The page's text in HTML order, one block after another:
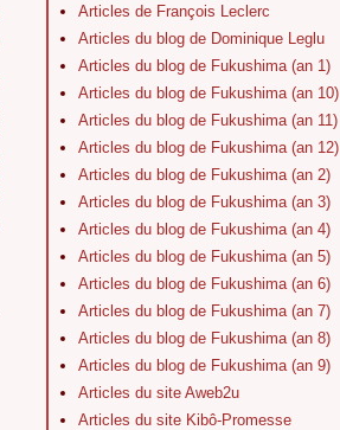
Articles de François Leclerc
Articles du blog de Dominique Leglu
Articles du blog de Fukushima (an 1)
Articles du blog de Fukushima (an 10)
Articles du blog de Fukushima (an 11)
Articles du blog de Fukushima (an 12)
Articles du blog de Fukushima (an 2)
Articles du blog de Fukushima (an 3)
Articles du blog de Fukushima (an 4)
Articles du blog de Fukushima (an 5)
Articles du blog de Fukushima (an 6)
Articles du blog de Fukushima (an 7)
Articles du blog de Fukushima (an 8)
Articles du blog de Fukushima (an 9)
Articles du site Aweb2u
Articles du site Kibô-Promesse